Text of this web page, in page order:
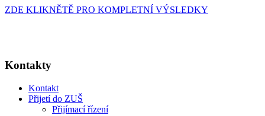
ZDE KLIKNĚTĚ PRO KOMPLETNÍ VÝSLEDKY
Kontakty
Kontakt
Přijetí do ZUŠ
Přijímací řízení